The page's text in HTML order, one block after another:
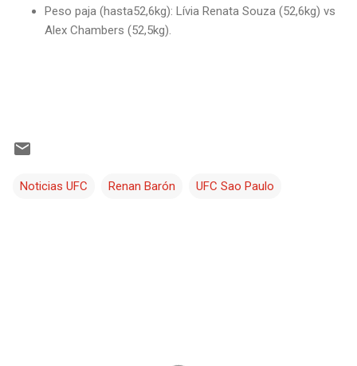
Peso paja (hasta52,6kg): Lívia Renata Souza (52,6kg) vs
Alex Chambers (52,5kg).
Noticias UFC Renan Barón UFC Sao Paulo